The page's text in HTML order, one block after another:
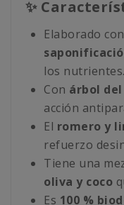
✨
Elaborado
los nutrientes.
Con árbol
acción
El romero y
refuerzo
Tiene una
oliva y coco
Es 100 %